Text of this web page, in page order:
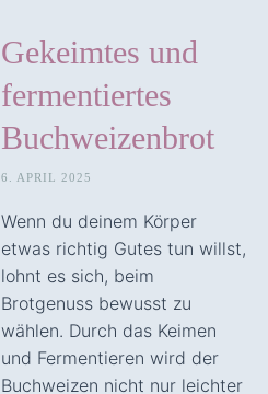
Gekeimtes und
fermentiertes
Buchweizenbrot
6. APRIL 2025
Wenn du deinem Körper
etwas richtig Gutes tun willst,
lohnt es sich, beim
Brotgenuss bewusst zu
wählen. Durch das Keimen
und Fermentieren wird der
Buchweizen nicht nur leichter